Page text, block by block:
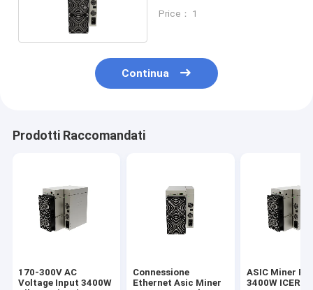
dell'argento
Price： 1
Continua
Prodotti Raccomandati
170-300V AC
Voltage Input 3400W
Connessione
Ethernet Asic Miner
ASIC Miner
3400W